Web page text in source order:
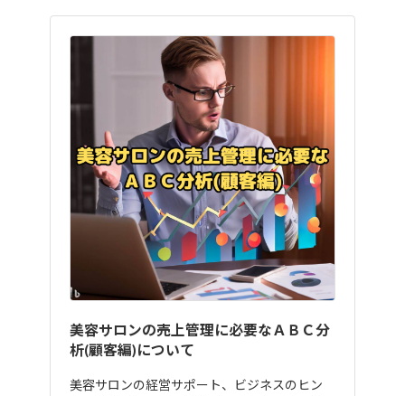
美容サロンの売上管理に必要なＡＢＣ分
析(顧客編)について
美容サロンの経営サポート、ビジネスのヒン